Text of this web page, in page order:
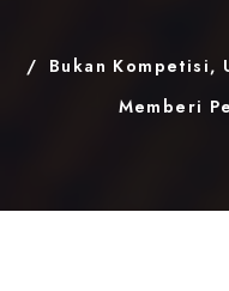
Bukan Kompetisi,
Memberi